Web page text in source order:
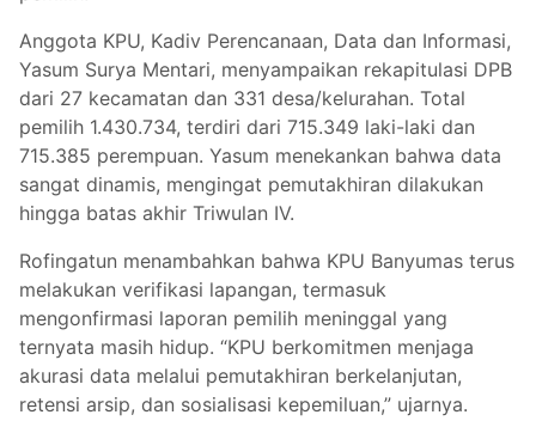
Anggota KPU, Kadiv Perencanaan, Data dan Informasi,
Yasum Surya Mentari, menyampaikan rekapitulasi DPB
dari 27 kecamatan dan 331 desa/kelurahan. Total
pemilih 1.430.734, terdiri dari 715.349 laki-laki dan
715.385 perempuan. Yasum menekankan bahwa data
sangat dinamis, mengingat pemutakhiran dilakukan
hingga batas akhir Triwulan IV.
Rofingatun menambahkan bahwa KPU Banyumas terus
melakukan verifikasi lapangan, termasuk
mengonfirmasi laporan pemilih meninggal yang
ternyata masih hidup. “KPU berkomitmen menjaga
akurasi data melalui pemutakhiran berkelanjutan,
retensi arsip, dan sosialisasi kepemiluan,” ujarnya.